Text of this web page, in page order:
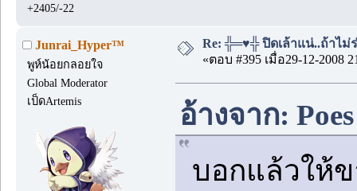
+2405/-22
Junrai_Hyper™
พูห์น้อยกลอยใจ
Global Moderator
เป็ดArtemis
Re: ╬═♥╬ ปิดเล้าแน่..ถ้าไ
«ตอบ #395 เมื่อ29-12-2008
อ้างจาก:
บอกแล้วให้